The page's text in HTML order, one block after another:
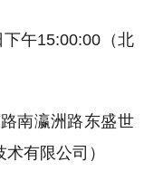
午15:00:00（北
南瀛洲路东盛世
有限公司）